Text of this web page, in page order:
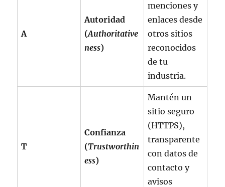
A
Autoridad
(Authoritative
ness)
menciones y
enlaces desde
otros sitios
reconocidos
de tu
industria.
T
Confianza
(Trustworthin
ess)
Mantén un
sitio seguro
(HTTPS),
transparente
con datos de
contacto y
avisos